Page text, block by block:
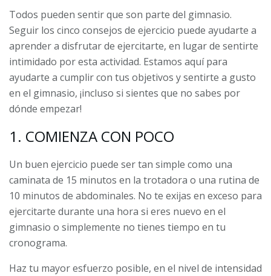
Todos pueden sentir que son parte del gimnasio.
Seguir los cinco consejos de ejercicio puede ayudarte a
aprender a disfrutar de ejercitarte, en lugar de sentirte
intimidado por esta actividad. Estamos aquí para
ayudarte a cumplir con tus objetivos y sentirte a gusto
en el gimnasio, ¡incluso si sientes que no sabes por
dónde empezar!
1. COMIENZA CON POCO
Un buen ejercicio puede ser tan simple como una
caminata de 15 minutos en la trotadora o una rutina de
10 minutos de abdominales. No te exijas en exceso para
ejercitarte durante una hora si eres nuevo en el
gimnasio o simplemente no tienes tiempo en tu
cronograma.
Haz tu mayor esfuerzo posible, en el nivel de intensidad